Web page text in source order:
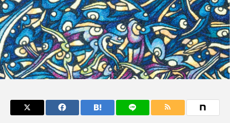
際に食べてみた
椎名まさ
と
2026.08.05
夏休みの自由研究にい
かが？
みのり
2026.06.02
キーワードから探す
アイゴ アイナメ アオウオ アオザメ